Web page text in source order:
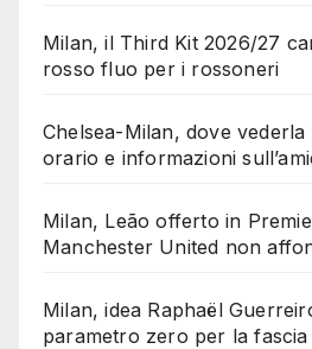
Milan, il Third Kit 2026/27
rosso fluo per i rossoneri
Chelsea-Milan, dove
orario e informazioni
Milan, Leão offerto in
Manchester United non
Milan, idea Raphaël
parametro zero per la fascia